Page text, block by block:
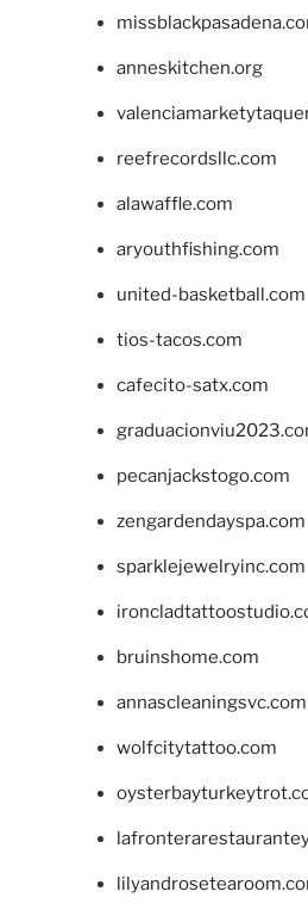
anneskitchen.org
reefrecordsllc.com
alawaffle.com
aryouthfishing.com
united-basketball.com
tios-tacos.com
cafecito-satx.com
pecanjackstogo.com
zengardendayspa.com
sparklejewelryinc.com
bruinshome.com
annascleaningsvc.com
wolfcitytattoo.com